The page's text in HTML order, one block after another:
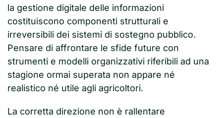
la gestione digitale delle informazioni
costituiscono componenti strutturali e
irreversibili dei sistemi di sostegno pubblico.
Pensare di affrontare le sfide future con
strumenti e modelli organizzativi riferibili ad una
stagione ormai superata non appare né
realistico né utile agli agricoltori.
La corretta direzione non è rallentare